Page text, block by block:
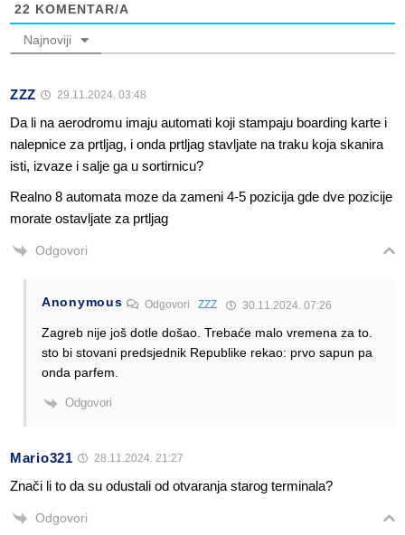
22 KOMENTAR/A
Najnoviji
ZZZ 29.11.2024. 03:48
Da li na aerodromu imaju automati koji stampaju boarding karte i
nalepnice za prtljag, i onda prtljag stavljate na traku koja skanira
isti, izvaze i salje ga u sortirnicu?
Realno 8 automata moze da zameni 4-5 pozicija gde dve pozicije
morate ostavljate za prtljag
Odgovori
Anonymous OdgovoriZZZ 30.11.2024. 07:26
Zagreb nije još dotle došao. Trebaće malo vremena za to.
sto bi stovani predsjednik Republike rekao: prvo sapun pa
onda parfem.
Odgovori
Mario321 28.11.2024. 21:27
Znači li to da su odustali od otvaranja starog terminala?
Odgovori